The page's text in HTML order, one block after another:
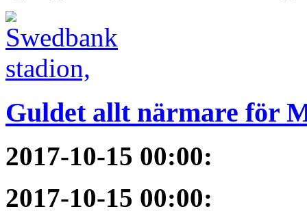
Guldet allt närmare för
2017-10-15 00:00:
2017-10-15 00:00: